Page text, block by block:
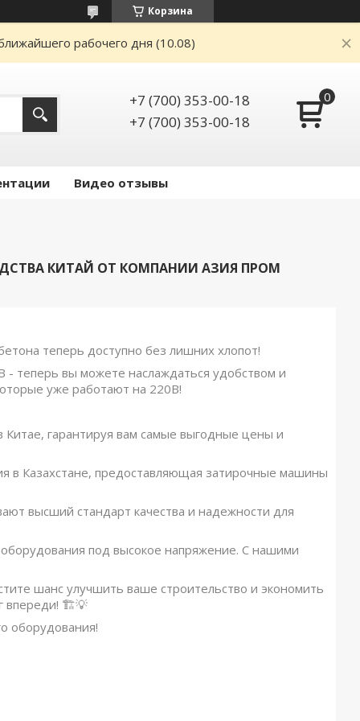
Корзина
рабочего дня (10.08)
+7 (700) 353-00-18
+7 (700) 353-00-18
Видео отзывы
КИТАЙ ОТ КОМПАНИИ АЗИЯ ПРОМ
теперь доступно без лишних хлопот!
- теперь вы можете наслаждаться удобством и
уже работают на 220В!
Китае, гарантируя вам самые выгодные цены и
в Казахстане, предоставляющая затирочные машины
высший стандарт качества и надежности для
под высокое напряжение. С нашими
шанс улучшить ваше строительство и экономить
впереди! 🏗💡
оборудования!